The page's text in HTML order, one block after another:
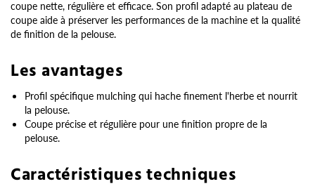
coupe nette, régulière et efficace. Son profil adapté au plateau de
coupe aide à préserver les performances de la machine et la qualité
de finition de la pelouse.
Les avantages
Profil spécifique mulching qui hache finement l'herbe et nourrit
la pelouse.
Coupe précise et régulière pour une finition propre de la
pelouse.
Caractéristiques techniques